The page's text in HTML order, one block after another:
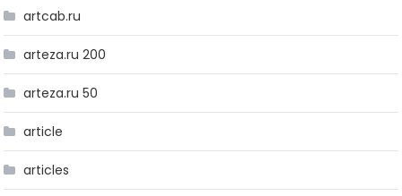
artcab.ru
arteza.ru 200
arteza.ru 50
article
articles